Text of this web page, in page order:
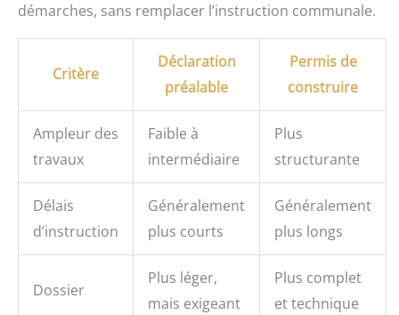
démarches, sans remplacer l’instruction communale.
Critère
Déclaration
préalable
Permis de
construire
Ampleur des
travaux
Faible à
intermédiaire
Plus
structurante
Délais
d’instruction
Généralement
plus courts
Généralement
plus longs
Dossier
Plus léger,
mais exigeant
Plus complet
et technique